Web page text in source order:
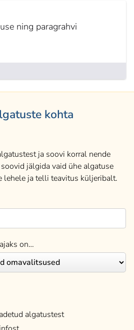
ning paragrahvi
kohta
ja soovi korral nende
jälgida vaid ühe algatuse
lehele ja telli teavitus küljeribalt.
on…
algatustest